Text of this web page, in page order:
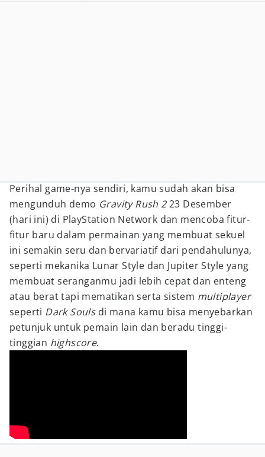
Perihal game-nya sendiri, kamu sudah akan bisa
mengunduh demo Gravity Rush 223 Desember
(hari ini) di PlayStation Network dan mencoba fitur-
fitur baru dalam permainan yang membuat sekuel
ini semakin seru dan bervariatif dari pendahulunya,
seperti mekanika Lunar Style dan Jupiter Style yang
membuat seranganmu jadi lebih cepat dan enteng
atau berat tapi mematikan serta sistem multiplayer
seperti Dark Soulsdi mana kamu bisa menyebarkan
petunjuk untuk pemain lain dan beradu tinggi-
tinggian highscore.